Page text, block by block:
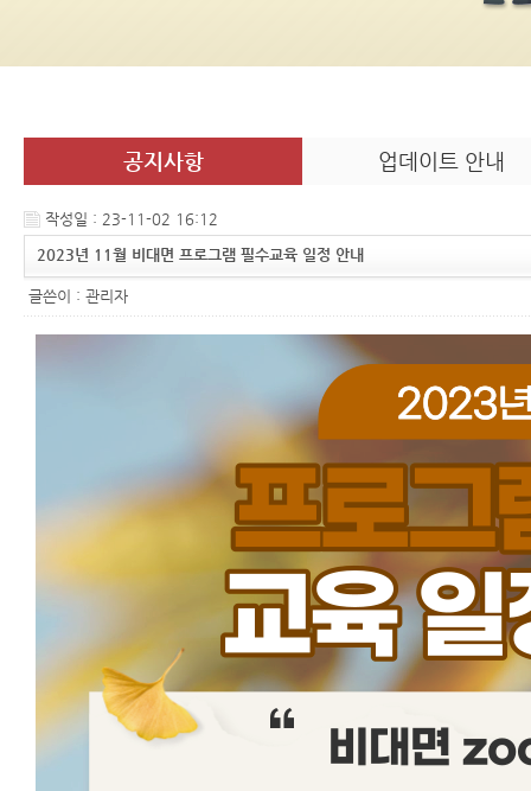
공지사항 업데이트 안내
작성일 : 23-11-02 16:12
2023년 11월 비대면 프로그램 필수교육 일정 안내
글쓴이 : 관리자